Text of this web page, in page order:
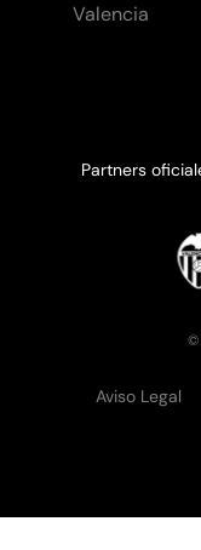
Valencia
Partners
©
Aviso Legal